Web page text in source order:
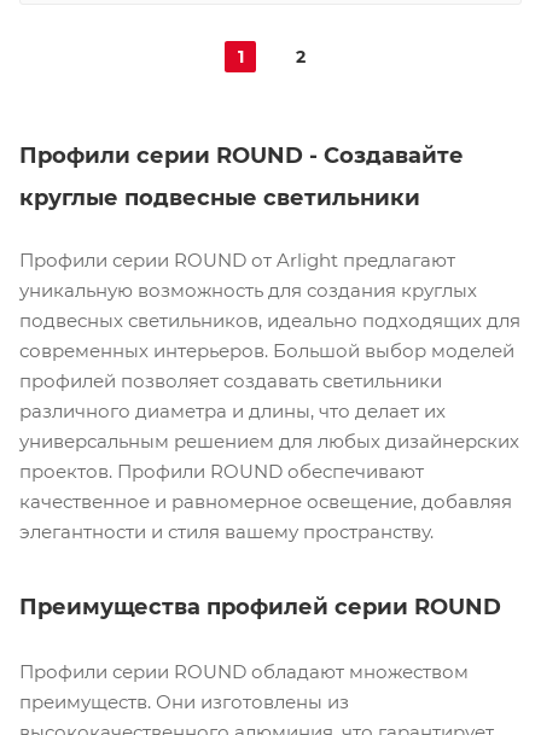
1 2
Профили серии ROUND - Создавайте
круглые подвесные светильники
Профили серии ROUND от Arlight предлагают
уникальную возможность для создания круглых
подвесных светильников, идеально подходящих для
современных интерьеров. Большой выбор моделей
профилей позволяет создавать светильники
различного диаметра и длины, что делает их
универсальным решением для любых дизайнерских
проектов. Профили ROUND обеспечивают
качественное и равномерное освещение, добавляя
элегантности и стиля вашему пространству.
Преимущества профилей серии ROUND
Профили серии ROUND обладают множеством
преимуществ. Они изготовлены из